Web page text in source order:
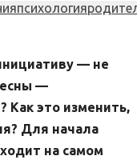
психология
— не
—
Как это изменить,
Для начала
на самом